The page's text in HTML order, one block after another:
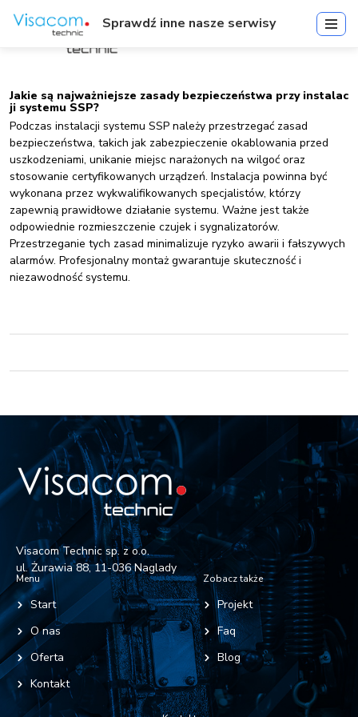
Jakie są najważniejsze zasady bezpieczeństwa przy instalac
ji systemu SSP?
Podczas instalacji systemu SSP należy przestrzegać zasad
bezpieczeństwa, takich jak zabezpieczenie okablowania przed
uszkodzeniami, unikanie miejsc narażonych na wilgoć oraz
stosowanie certyfikowanych urządzeń. Instalacja powinna być
wykonana przez wykwalifikowanych specjalistów, którzy
zapewnią prawidłowe działanie systemu. Ważne jest także
odpowiednie rozmieszczenie czujek i sygnalizatorów.
Przestrzeganie tych zasad minimalizuje ryzyko awarii i fałszywych
alarmów. Profesjonalny montaż gwarantuje skuteczność i
niezawodność systemu.
Visacom Technic sp. z o.o.
ul. Żurawia 88, 11-036 Naglady
Menu
Start
O nas
Oferta
Kontakt
Zobacz także
Projekt
Faq
Blog
Sprawdź inne nasze serwisy